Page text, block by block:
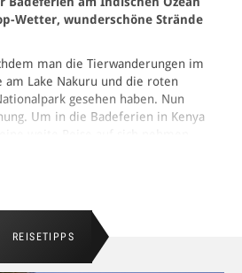
Wetter, wunderschöne Strände
man die Tierwanderungen im
am Lake Nakuru und die roten
gesehen haben. Nun
Um in die Badeferien in Kenya
Mombasa entfernt liegen wahre
für Badeferien
REISETIPPS